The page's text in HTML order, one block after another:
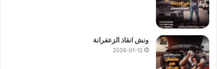
ونش انقاذ الزعفرانة
2026-01-12